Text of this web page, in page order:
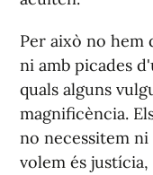
Per això no hem
ni amb picades
quals alguns
magnificència.
no necessitem
volem és